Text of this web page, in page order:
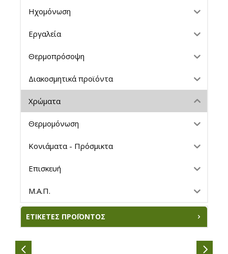
Ηχομόνωση
Εργαλεία
Θερμοπρόσοψη
Διακοσμητικά προϊόντα
Χρώματα
Θερμομόνωση
Κονιάματα - Πρόσμικτα
Επισκευή
Μ.Α.Π.
ΕΤΙΚΈΤΕΣ ΠΡΟΪΌΝΤΟΣ